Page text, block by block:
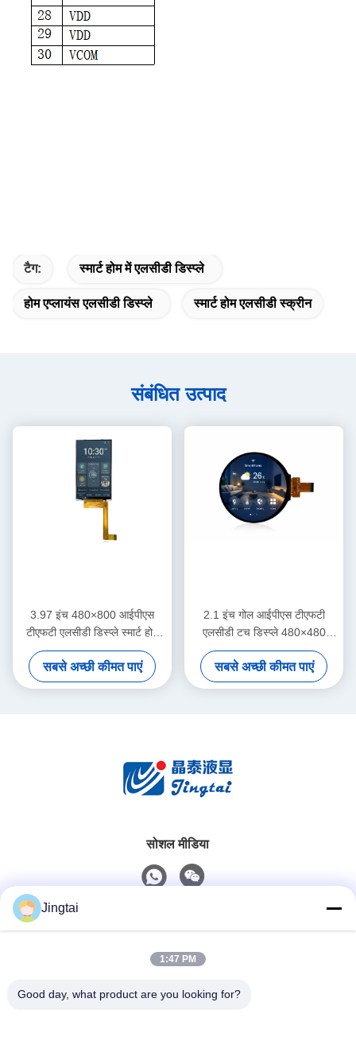
टैग: स्मार्ट होम में एलसीडी डिस्प्ले
होम एप्लायंस एलसीडी डिस्प्ले स्मार्ट होम एलसीडी स्क्रीन
संबंधित उत्पाद
3.97 इंच 480×800 आईपीएस
टीएफटी एलसीडी डिस्प्ले स्मार्ट होम
कंट्रोल पैनल के लिए
सबसे अच्छी कीमत पाएं
2.1 इंच गोल आईपीएस टीएफटी
एलसीडी टच डिस्प्ले 480×480
एमआईपीआई आरजीबी इंटरफ़ेस स्मार्ट
होम कंट्रोल पैनलों के लिए
सबसे अच्छी कीमत पाएं
सोशल मीडिया
0086-755-27491128
Jingtai
1:47 PM
Good day, what product are you looking for?